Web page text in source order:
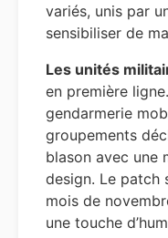
variés, unis par
sensibiliser de
Les unités
en première
gendarmerie
groupements
blason avec une
design. Le patch
mois de
une touche